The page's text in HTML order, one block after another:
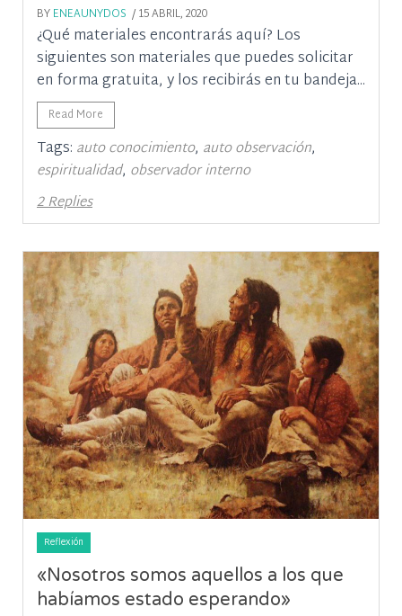
BYENEAUNYDOS / 15 ABRIL, 2020
¿Qué materiales encontrarás aquí? Los
siguientes son materiales que puedes solicitar
en forma gratuita, y los recibirás en tu bandeja...
Read More
Tags: auto conocimiento, auto observación,
espiritualidad, observador interno
2 Replies
Reflexión
«Nosotros somos aquellos a los que
habíamos estado esperando»